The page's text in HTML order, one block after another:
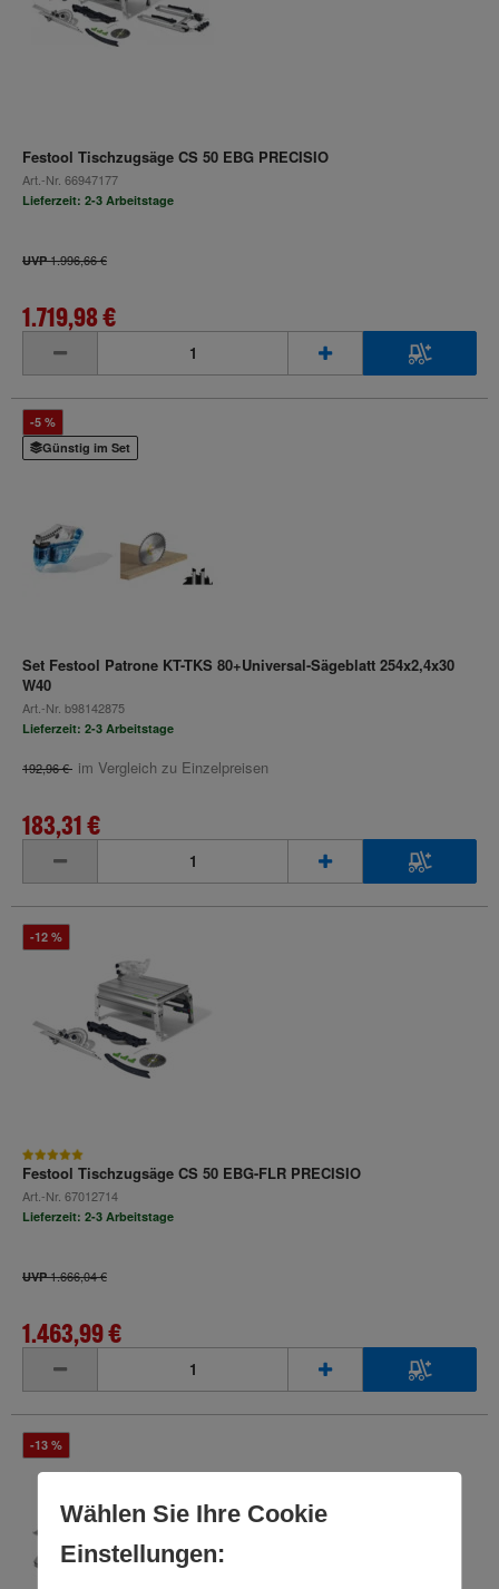
Festool Tischzugsäge CS 50 EBG PRECISIO
Art.-Nr. 66947177
Lieferzeit: 2-3 Arbeitstage
UVP1.996,66 €
1.719,98 €
Günstig im Set
-5 %
Set Festool Patrone KT-TKS 80+Universal-Sägeblatt 254x2,4x30
W40
Art.-Nr. b98142875
Lieferzeit: 2-3 Arbeitstage
192,96 € im Vergleich zu Einzelpreisen
183,31 €
-12 %
Festool Tischzugsäge CS 50 EBG-FLR PRECISIO
Art.-Nr. 67012714
Lieferzeit: 2-3 Arbeitstage
UVP1.666,04 €
1.463,99 €
-13 %
Wählen Sie Ihre Cookie
Einstellungen: